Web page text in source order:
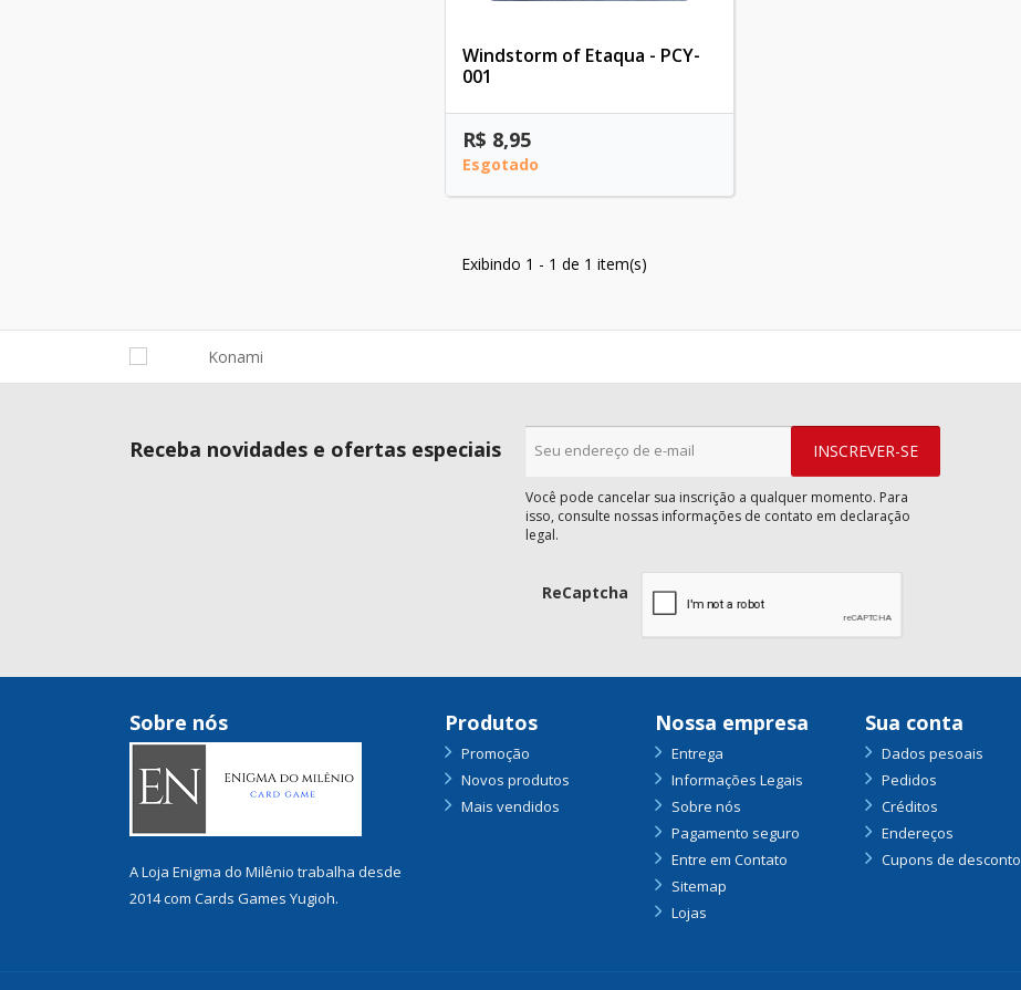
Windstorm of Etaqua - PCY-
001
R$ 8,95
Esgotado
Exibindo 1 - 1 de 1 item(s)
Receba novidades e ofertas especiais
Você pode cancelar sua inscrição a qualquer momento. Para
isso, consulte nossas informações de contato em declaração
legal.
ReCaptcha
Sobre nós
A Loja Enigma do Milênio trabalha desde
2014 com Cards Games Yugioh.
Produtos
Promoção
Novos produtos
Mais vendidos
Nossa empresa
Entrega
Informações Legais
Sobre nós
Pagamento seguro
Entre em Contato
Sitemap
Lojas
Sua conta
Dados pesoais
Pedidos
Créditos
Endereços
Cupons de desconto